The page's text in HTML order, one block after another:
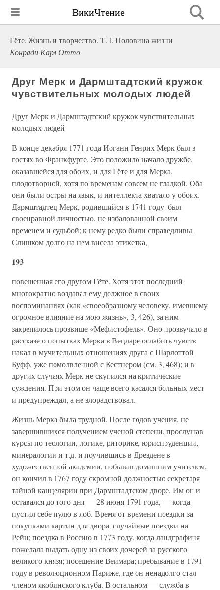
ВикиЧтение
Гёте. Жизнь и творчество. Т. I. Половина жизни
Конради Карл Отто
Друг Мерк и Дармштадтский кружок
чувствительных молодых людей
Друг Мерк и Дармштадтский кружок чувствительных
молодых людей
В конце декабря 1771 года Иоганн Генрих Мерк был в
гостях во Франкфурте. Это положило начало дружбе,
оказавшейся для обоих, и для Гёте и для Мерка,
плодотворной, хотя по временам совсем не гладкой. Оба
они были остры на язык, и интеллекта хватало у обоих.
Дармштадтец Мерк, родившийся в 1741 году, был
своенравной личностью, не избалованной своим
временем и судьбой; к нему редко были справедливы.
Слишком долго на нем висела этикетка,
193
повешенная его другом Гёте. Хотя этот последний
многократно воздавал ему должное в своих
воспоминаниях (как «своеобразному человеку, имевшему
огромное влияние на мою жизнь», 3, 426), за ним
закрепилось прозвище «Мефистофель». Оно прозвучало в
рассказе о попытках Мерка в Вецларе ослабить чувств
накал в мучительных отношениях друга с Шарлоттой
Буфф, уже помолвленной с Кестнером (см. 3, 468); и в
других случаях Мерк не скупился на критические
суждения. При этом он чаще всего касался больных мест
и предупреждал, а не злорадствовал.
Жизнь Мерка была трудной. После годов учения, не
завершившихся получением ученой степени, прослушав
курсы по теологии, логике, риторике, юриспруденции,
минералогии и т.д. и поучившись в Дрездене в
художественной академии, побывав домашним учителем,
он кончил в 1767 году скромной должностью секретаря
тайной канцелярии при Дармштадтском дворе. Им он и
оставался до того дня — 28 июня 1791 года, — когда
пустил себе пулю в лоб. Время от времени поездки за
покупками картин для двора; случайные поездки на
Рейн; поездка в Россию в 1773 году, когда ландграфиня
пожелала выдать одну из своих дочерей за русского
великого князя; посещение Веймара; пребывание в 1791
году в революционном Париже, где он ненадолго стал
членом якобинского клуба. В остальном — служба в